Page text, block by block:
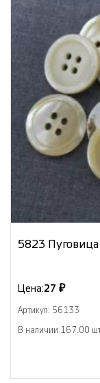
5823 Пуговица
Цена:27 ₽
Артикул: 56133
В наличии 167.00